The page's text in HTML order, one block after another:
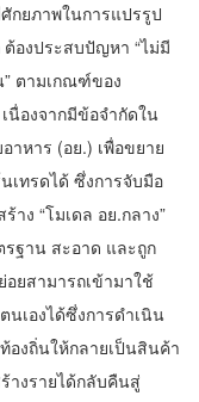
กยภาพในการแปรรูป
องประสบปัญหา “ไม่มี
ตามเกณฑ์ของ
นื่องจากมีข้อจำกัดใน
าหาร (อย.) เพื่อขยาย
เทรดได้ ซึ่งการจับมือ
ง “โมเดล อย.กลาง”
ฐาน สะอาด และถูก
ยสามารถเข้ามาใช้
เองได้ซึ่งการดำเนิน
งถิ่นให้กลายเป็นสินค้า
งรายได้กลับคืนสู่